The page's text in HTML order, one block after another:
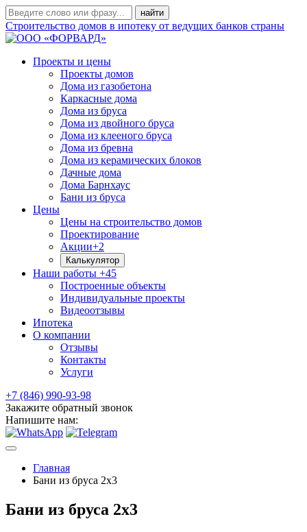
Строительство домов в ипотеку от ведущих банков страны
Проекты и цены
Проекты домов
Дома из газобетона
Каркасные дома
Дома из бруса
Дома из двойного бруса
Дома из клееного бруса
Дома из бревна
Дома из керамических блоков
Дачные дома
Дома Барнхаус
Бани из бруса
Цены
Цены на строительство домов
Проектирование
Акции+2
Калькулятор
Наши работы +45
Построенные объекты
Индивидуальные проекты
Видеоотзывы
Ипотека
О компании
Отзывы
Контакты
Услуги
+7 (846) 990-93-98
Закажите обратный звонок
Напишите нам:
Главная
Бани из бруса 2x3
Бани из бруса 2x3